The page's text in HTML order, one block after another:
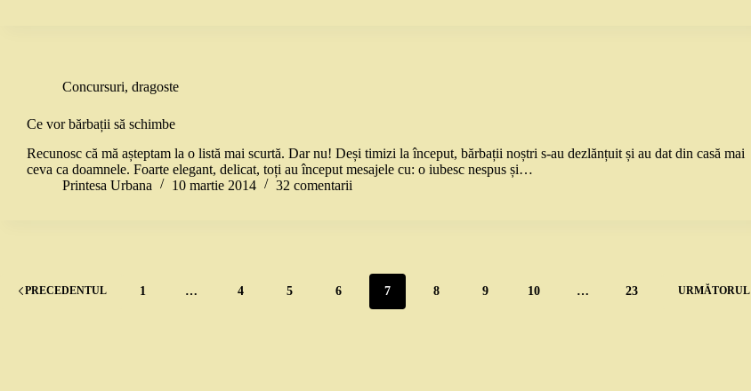
Concursuri, dragoste
Ce vor bărbații să schimbe
Recunosc că mă așteptam la o listă mai scurtă. Dar nu! Deși timizi la început, bărbații noștri s-au dezlănțuit și au dat din casă mai
ceva ca doamnele. Foarte elegant, delicat, toți au început mesajele cu: o iubesc nespus și…
Printesa Urbana
10 martie 2014 32 comentarii
PRECEDENTUL 1 … 4 5 6 7 8 9 10 … 23 URMĂTORUL